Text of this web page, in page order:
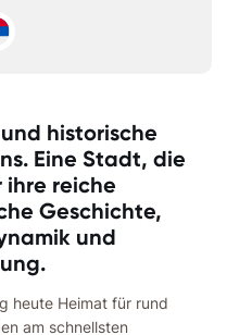
historische
Eine Stadt, die
reiche
Geschichte,
und
heute Heimat für rund
am schnellsten